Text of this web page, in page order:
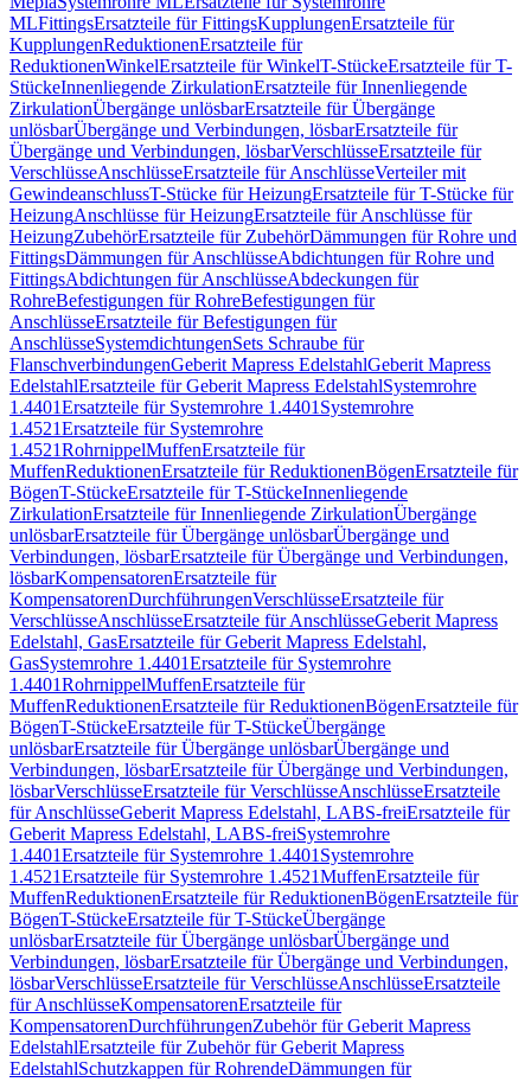
MLFittingsErsatzteile für FittingsKupplungenErsatzteile für
KupplungenReduktionenErsatzteile für
ReduktionenWinkelErsatzteile für WinkelT-StückeErsatzteile für T-
StückeInnenliegende ZirkulationErsatzteile für Innenliegende
ZirkulationÜbergänge unlösbarErsatzteile für Übergänge
unlösbarÜbergänge und Verbindungen, lösbarErsatzteile für
Übergänge und Verbindungen, lösbarVerschlüsseErsatzteile für
VerschlüsseAnschlüsseErsatzteile für AnschlüsseVerteiler mit
GewindeanschlussT-Stücke für HeizungErsatzteile für T-Stücke für
HeizungAnschlüsse für HeizungErsatzteile für Anschlüsse für
HeizungZubehörErsatzteile für ZubehörDämmungen für Rohre und
FittingsDämmungen für AnschlüsseAbdichtungen für Rohre und
FittingsAbdichtungen für AnschlüsseAbdeckungen für
RohreBefestigungen für RohreBefestigungen für
AnschlüsseErsatzteile für Befestigungen für
AnschlüsseSystemdichtungenSets Schraube für
FlanschverbindungenGeberit Mapress EdelstahlGeberit Mapress
EdelstahlErsatzteile für Geberit Mapress EdelstahlSystemrohre
1.4401Ersatzteile für Systemrohre 1.4401 Systemrohre
1.4521Ersatzteile für Systemrohre
1.4521RohrnippelMuffenErsatzteile für
MuffenReduktionenErsatzteile für ReduktionenBögenErsatzteile für
BögenT-StückeErsatzteile für T-StückeInnenliegende
ZirkulationErsatzteile für Innenliegende ZirkulationÜbergänge
unlösbarErsatzteile für Übergänge unlösbarÜbergänge und
Verbindungen, lösbarErsatzteile für Übergänge und Verbindungen,
lösbarKompensatorenErsatzteile für
KompensatorenDurchführungenVerschlüsseErsatzteile für
VerschlüsseAnschlüsseErsatzteile für AnschlüsseGeberit Mapress
Edelstahl, GasErsatzteile für Geberit Mapress Edelstahl,
GasSystemrohre 1.4401Ersatzteile für Systemrohre
1.4401RohrnippelMuffenErsatzteile für
MuffenReduktionenErsatzteile für ReduktionenBögenErsatzteile für
BögenT-StückeErsatzteile für T-StückeÜbergänge
unlösbarErsatzteile für Übergänge unlösbarÜbergänge und
Verbindungen, lösbarErsatzteile für Übergänge und Verbindungen,
lösbarVerschlüsseErsatzteile für VerschlüsseAnschlüsseErsatzteile
für AnschlüsseGeberit Mapress Edelstahl, LABS-freiErsatzteile für
Geberit Mapress Edelstahl, LABS-freiSystemrohre
1.4401Ersatzteile für Systemrohre 1.4401 Systemrohre
1.4521Ersatzteile für Systemrohre 1.4521MuffenErsatzteile für
MuffenReduktionenErsatzteile für ReduktionenBögenErsatzteile für
BögenT-StückeErsatzteile für T-StückeÜbergänge
unlösbarErsatzteile für Übergänge unlösbarÜbergänge und
Verbindungen, lösbarErsatzteile für Übergänge und Verbindungen,
lösbarVerschlüsseErsatzteile für VerschlüsseAnschlüsseErsatzteile
für AnschlüsseKompensatorenErsatzteile für
KompensatorenDurchführungenZubehör für Geberit Mapress
EdelstahlErsatzteile für Zubehör für Geberit Mapress
EdelstahlSchutzkappen für RohrendeDämmungen für